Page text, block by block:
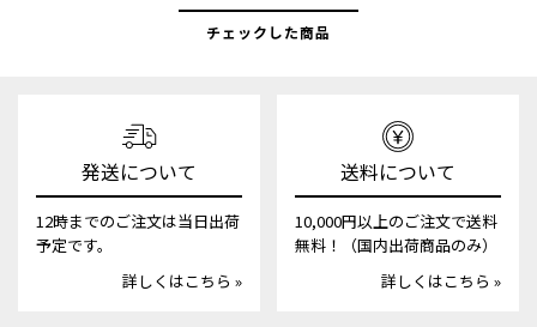
チェックした商品
発送について
12時までのご注文は当日出荷
予定です。
詳しくはこちら »
送料について
10,000円以上のご注文で送料
無料！（国内出荷商品のみ）
詳しくはこちら »